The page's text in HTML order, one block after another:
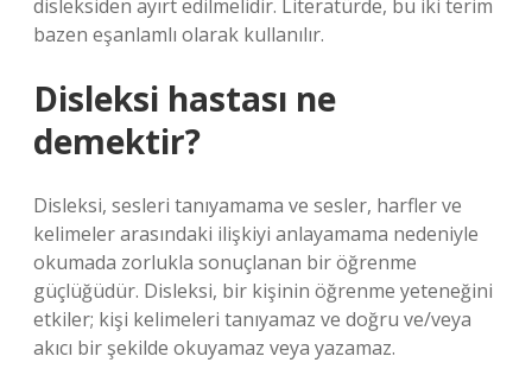
disleksiden ayırt edilmelidir. Literatürde, bu iki terim
bazen eşanlamlı olarak kullanılır.
Disleksi hastası ne
demektir?
Disleksi, sesleri tanıyamama ve sesler, harfler ve
kelimeler arasındaki ilişkiyi anlayamama nedeniyle
okumada zorlukla sonuçlanan bir öğrenme
güçlüğüdür. Disleksi, bir kişinin öğrenme yeteneğini
etkiler; kişi kelimeleri tanıyamaz ve doğru ve/veya
akıcı bir şekilde okuyamaz veya yazamaz.